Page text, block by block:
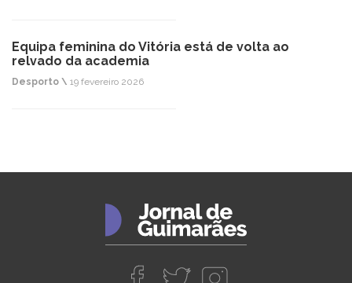
Equipa feminina do Vitória está de volta ao
relvado da academia
Desporto \ 19 fevereiro 2026